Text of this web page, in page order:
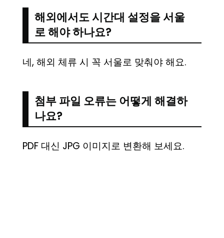
해외에서도 시간대 설정을 서울
로 해야 하나요?
네, 해외 체류 시 꼭 서울로 맞춰야 해요.
첨부 파일 오류는 어떻게 해결하
나요?
PDF 대신 JPG 이미지로 변환해 보세요.